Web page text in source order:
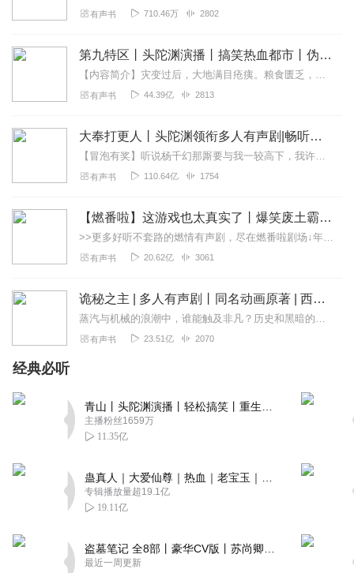
有声书 710.46万 2802
第九特区丨头陀渊演播丨搞笑热血都市丨伪戒丨VIP免费多人有声剧
【内容简介】灾变过后，大地满目疮痍。粮食匮乏，资源紧俏，局势混乱……一位从待规划区杀出来的青年，背对着漫天黄沙，孤身来到九区谋生，却不曾想偶然结识三五好友，一念...
有声书 44.39亿 2813
大奉打更人丨头陀渊领衔多人有声剧|畅听全集|王鹤棣、田曦薇主演影视剧原著|卖报小郎君
【冒泡有奖】听说杨千幻那厮要与我一较高下，我许七安要开始装叉了！快进入声音播放页戳下方输入框，冒个泡偷偷告诉我，我要用哪些诗词才能胜过他？说得好的，有赏！202...
有声书 110.64亿 1754
【燃番啦】这游戏也太真实了丨爆笑废土霸榜神作丨紫襟剧社制作
>>更多好听不套路的燃情有声剧，尽在燃番啦剧场↓年度重磅推荐本专辑为VIP免费专辑每天上午10点5集更新，订阅可以听到最新内容哦！每周抽一个专辑五星优质评论送...
有声书 20.62亿 3061
诡秘之主 | 多人有声剧丨同名动画原著 | 西幻克苏鲁 | 乌贼作品
蒸汽与机械的浪潮中，谁能触及非凡？历史和黑暗的迷雾里，又是谁在耳语？我从诡秘中醒来，睁眼看见这个世界：枪械，大炮，巨舰，飞空艇，差分机；魔药，占卜，诅咒，倒吊人...
有声书 23.51亿 2070
经典必听
主播粉丝1659万
11.35亿
专辑播放量超19.1亿
19.11亿
最近一周更新